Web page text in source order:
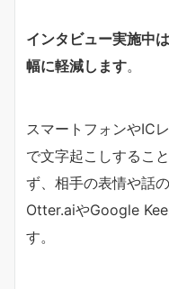
インタビュー実施中
幅に軽減します。
スマートフォンやIC
で文字起こしするこ
ず、相手の表情や話
Otter.aiやGoogle
す。